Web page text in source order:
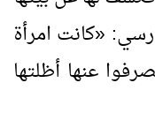
«كانت امرأة
عنها أظلتها